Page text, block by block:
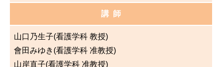
講 師
山口乃生子(看護学科 教授)
會田みゆき(看護学科 准教授)
山岸直子(看護学科 准教授)